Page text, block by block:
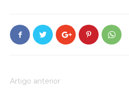
Artigo anterior